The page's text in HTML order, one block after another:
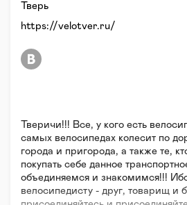
Тверичи!!! Все, у кого есть
самых велосипедах колесит по
города и пригорода, а также те,
покупать себе данное
объединяемся и знакомимся!!!
велосипедисту - друг, товарищ и
Тверь
https://velotver.ru/